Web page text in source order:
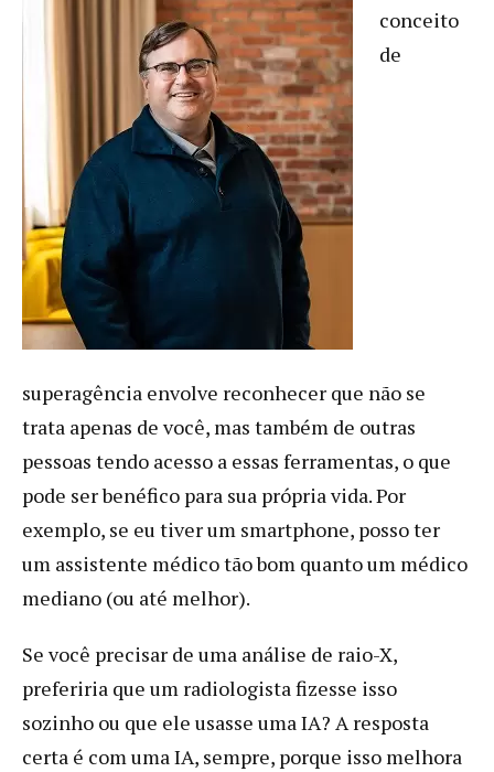
conceito
de
superagência envolve reconhecer que não se
trata apenas de você, mas também de outras
pessoas tendo acesso a essas ferramentas, o que
pode ser benéfico para sua própria vida. Por
exemplo, se eu tiver um smartphone, posso ter
um assistente médico tão bom quanto um médico
mediano (ou até melhor).
Se você precisar de uma análise de raio-X,
preferiria que um radiologista fizesse isso
sozinho ou que ele usasse uma IA? A resposta
certa é com uma IA, sempre, porque isso melhora